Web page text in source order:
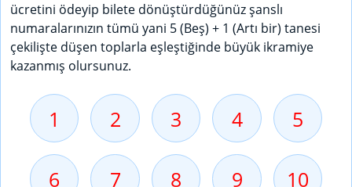
ücretini ödeyip bilete dönüştürdüğünüz şanslı
numaralarınızın tümü yani 5 (Beş) + 1 (Artı bir) tanesi
çekilişte düşen toplarla eşleştiğinde büyük ikramiye
kazanmış olursunuz.
1 2 3 4 5
6 7 8 9 10